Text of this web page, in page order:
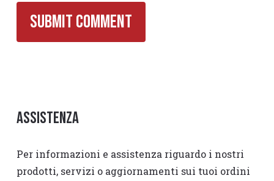
Assistenza
Per informazioni e assistenza riguardo i nostri
prodotti, servizi o aggiornamenti sui tuoi ordini